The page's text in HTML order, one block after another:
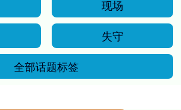
现场
失守
全部话题标签